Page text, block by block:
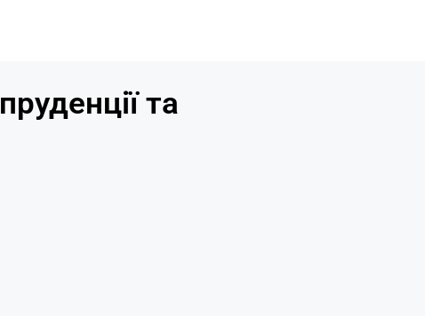
та